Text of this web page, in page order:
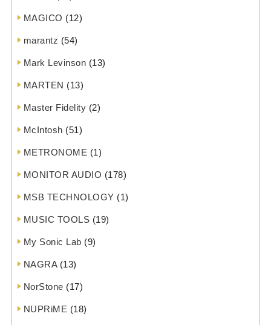
MAGICO (12)
marantz (54)
Mark Levinson (13)
MARTEN (13)
Master Fidelity (2)
McIntosh (51)
METRONOME (1)
MONITOR AUDIO (178)
MSB TECHNOLOGY (1)
MUSIC TOOLS (19)
My Sonic Lab (9)
NAGRA(13)
NorStone (17)
NUPRiME (18)